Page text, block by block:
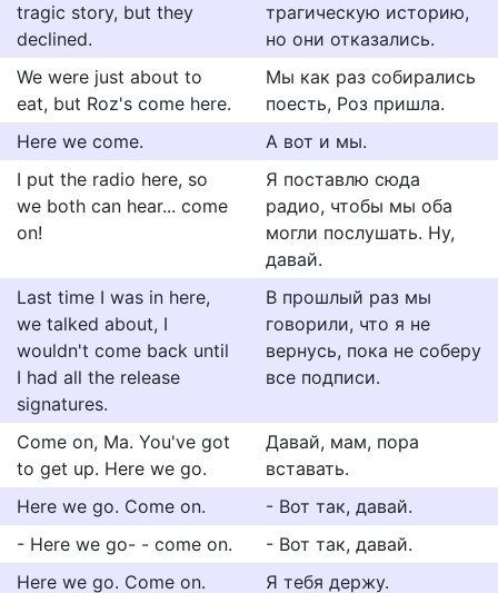
tragic story, but they
declined.
трагическую историю,
но они отказались.
We were just about to
eat, but Roz's come here.
Мы как раз собирались
поесть, Роз пришла.
Here we come.
А вот и мы.
I put the radio here, so
we both can hear... come
on!
Я поставлю сюда
радио, чтобы мы оба
могли послушать. Ну,
давай.
Last time I was in here,
we talked about, I
wouldn't come back until
I had all the release
signatures.
В прошлый раз мы
говорили, что я не
вернусь, пока не соберу
все подписи.
Come on, Ma. You've got
to get up. Here we go.
Давай, мам, пора
вставать.
Here we go. Come on.
- Вот так, давай.
- Here we go- - come on.
- Вот так, давай.
Here we go. Come on.
Я тебя держу.